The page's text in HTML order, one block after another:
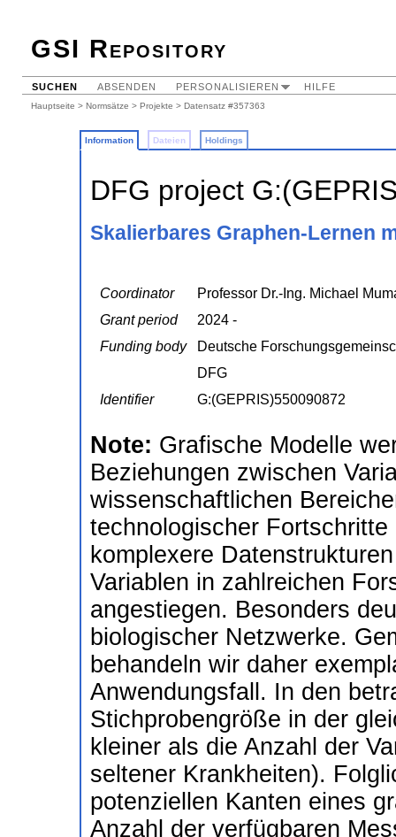
GSI Repository
SUCHEN ABSENDEN PERSONALISIEREN HILFE
Hauptseite > Normsätze > Projekte > Datensatz #357363
Information Dateien Holdings
DFG project
Skalierbares Graphen-Lernen
Coordinator
Professor Dr.-Ing. Michael
Grant period
2024 -
Funding body
Deutsche
DFG
Identifier
G:(GEPRIS)550090872
Note: Grafische Modelle
Beziehungen zwischen
wissenschaftlichen
technologischer
komplexere
Variablen in zahlreichen
angestiegen. Besonders
biologischer Netzwerke.
behandeln wir daher
Anwendungsfall. In den
Stichprobengröße in der
kleiner als die Anzahl der
seltener Krankheiten).
potenziellen Kanten eines
Anzahl der verfügbaren